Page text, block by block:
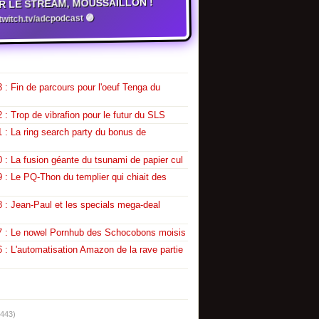
LE STREAM, MOUSSAILLON !
adcpodcast 🟣
: Fin de parcours pour l'oeuf Tenga du
: Trop de vibrafion pour le futur du SLS
: La ring search party du bonus de
: La fusion géante du tsunami de papier cul
: Le PQ-Thon du templier qui chiait des
: Jean-Paul et les specials mega-deal
: Le nowel Pornhub des Schocobons moisis
: L'automatisation Amazon de la rave partie